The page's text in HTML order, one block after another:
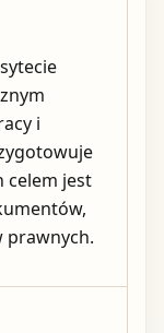
i
celem jest